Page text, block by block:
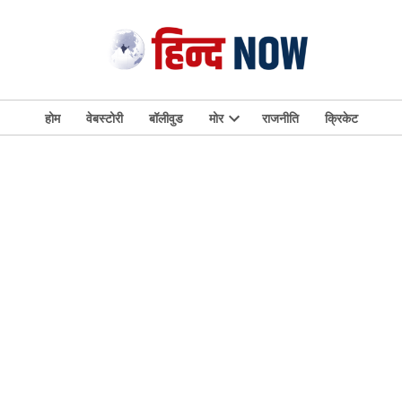
होम वेबस्टोरी बॉलीवुड मोर
Open
राजनीति क्रिकेट